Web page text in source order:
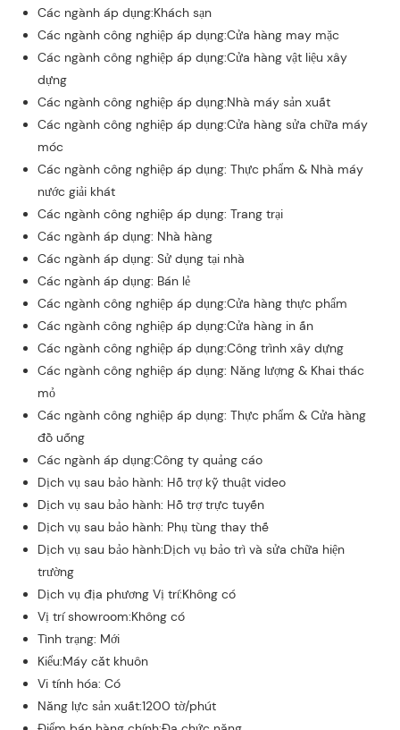
Các ngành áp dụng:Khách sạn
Các ngành công nghiệp áp dụng:Cửa hàng may mặc
Các ngành công nghiệp áp dụng:Cửa hàng vật liệu xây
dựng
Các ngành công nghiệp áp dụng:Nhà máy sản xuất
Các ngành công nghiệp áp dụng:Cửa hàng sửa chữa máy
móc
Các ngành công nghiệp áp dụng: Thực phẩm & Nhà máy
nước giải khát
Các ngành công nghiệp áp dụng: Trang trại
Các ngành áp dụng: Nhà hàng
Các ngành áp dụng: Sử dụng tại nhà
Các ngành áp dụng: Bán lẻ
Các ngành công nghiệp áp dụng:Cửa hàng thực phẩm
Các ngành công nghiệp áp dụng:Cửa hàng in ấn
Các ngành công nghiệp áp dụng:Công trình xây dựng
Các ngành công nghiệp áp dụng: Năng lượng & Khai thác
mỏ
Các ngành công nghiệp áp dụng: Thực phẩm & Cửa hàng
đồ uống
Các ngành áp dụng:Công ty quảng cáo
Dịch vụ sau bảo hành: Hỗ trợ kỹ thuật video
Dịch vụ sau bảo hành: Hỗ trợ trực tuyến
Dịch vụ sau bảo hành: Phụ tùng thay thế
Dịch vụ sau bảo hành:Dịch vụ bảo trì và sửa chữa hiện
trường
Dịch vụ địa phương Vị trí:Không có
Vị trí showroom:Không có
Tình trạng: Mới
Kiểu:Máy cắt khuôn
Vi tính hóa: Có
Năng lực sản xuất:1200 tờ/phút